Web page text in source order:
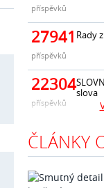
příspěvků
27941
příspěvků
Rady
22304
příspěvků
slova
ČLÁNKY